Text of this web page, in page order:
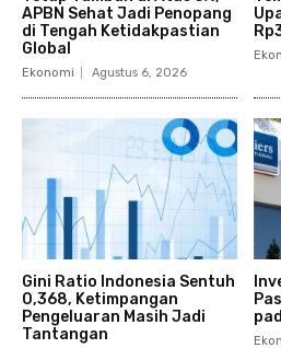
APBN Sehat Jadi Penopang
di Tengah Ketidakpastian
Global
Ekonomi Agustus 6, 2026
Gini Ratio Indonesia Sentuh
0,368, Ketimpangan
Pengeluaran Masih Jadi
Tantangan